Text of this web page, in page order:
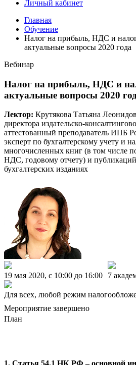
Личный кабинет
Главная
Обучение
Налог на прибыль, НДС и
актуальные вопросы 2020 года
Вебинар
Налог на прибыль, НДС и
актуальные вопросы 2020
Лектор: Крутякова Татьяна
директора издательско-
аттестованный преподаватель ИПБ
эксперт по бухгалтерскому учету и
многочисленных книг (в том числе
НДС, годовому отчету) и
бухгалтерских изданиях
19 мая 2020, c 10:00 до 16:00 7
Для всех, любой режим
Мероприятие завершено
План